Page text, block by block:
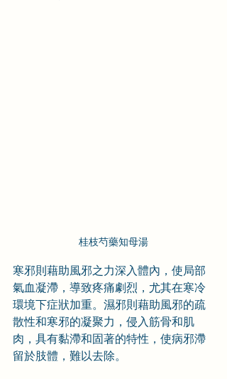
桂枝芍藥知母湯
寒邪則藉助風邪之力深入體內，使局部
氣血凝滯，導致疼痛劇烈，尤其在寒冷
環境下症狀加重。濕邪則藉助風邪的疏
散性和寒邪的凝聚力，侵入筋骨和肌
肉，具有黏滯和固著的特性，使病邪滯
留於肢體，難以去除。